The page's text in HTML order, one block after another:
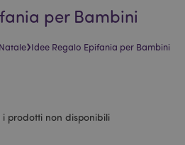
per Bambini
Natale›Idee Regalo Epifania per Bambini
i prodotti non disponibili